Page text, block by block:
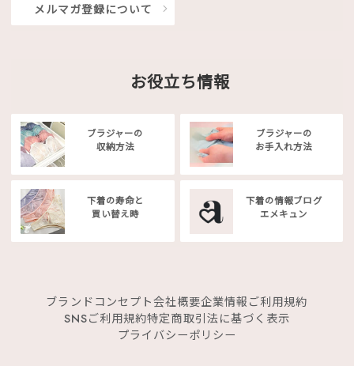
メルマガ登録について
お役立ち情報
ブラジャーの
収納方法
ブラジャーの
お手入れ方法
下着の寿命と
買い替え時
下着の情報ブログ
エメキュン
ブランドコンセプト会社概要企業情報 ご利用規約
SNSご利用規約特定商取引法に基づく表示
プライバシーポリシー